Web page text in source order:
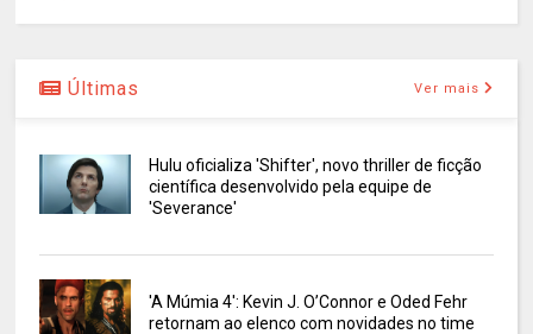
Últimas Ver mais
Hulu oficializa 'Shifter', novo thriller de ficção
científica desenvolvido pela equipe de
'Severance'
'A Múmia 4': Kevin J. O’Connor e Oded Fehr
retornam ao elenco com novidades no time